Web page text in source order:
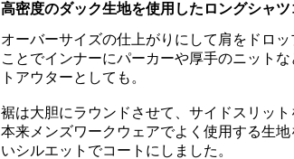
高密度のダック生地を使用したロングシャツ
オーバーサイズの仕上がりにして肩をドロ
ことでインナーにパーカーや厚手のニット
トアウターとしても。
裾は大胆にラウンドさせて、サイドスリット
本来メンズワークウェアでよく使用する生
いシルエットでコートにしました。